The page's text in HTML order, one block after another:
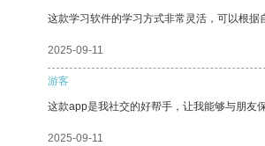
这款学习软件的学习方式非常灵活，可以根据
2025-09-11
游客
这款app是我社交的好帮手，让我能够与朋友
2025-09-11